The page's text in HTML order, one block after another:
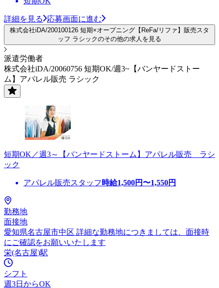
詳細を見る 応募画面に進む
株式会社iDA/200100126 短期×オープニング【ReFa/リファ】販売スタ
ッフ ラシックのその他の求人を見る
派遣労働者
株式会社iDA/20060756 短期OK/週3~【バンヤードストー
ム】アパレル販売 ラシック
短期OK／週3～【バンヤードストーム】アパレル販売 ラシ
ック
アパレル販売スタッフ 時給1,500円〜1,550円
勤務地
面接地
愛知県名古屋市中区 詳細な勤務地につきましては、面接時
にご確認をお願いいたします
栄(名古屋)駅
シフト
週3日からOK